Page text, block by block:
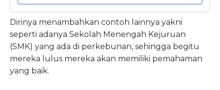
Dirinya menambahkan contoh lainnya yakni
seperti adanya Sekolah Menengah Kejuruan
(SMK) yang ada di perkebunan, sehingga begitu
mereka lulus mereka akan memiliki pemahaman
yang baik.